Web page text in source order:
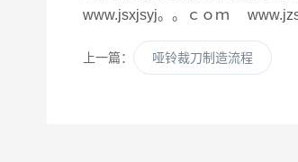
www.jsxjsyj。。ｃｏｍ
上一篇： 哑铃裁刀制造流程